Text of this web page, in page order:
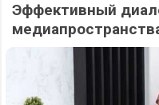
Эффективный